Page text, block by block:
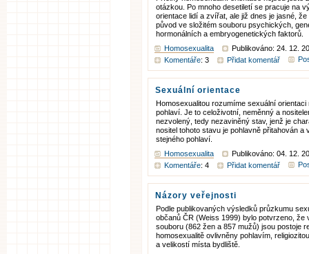
otázkou. Po mnoho desetiletí se pracuje na
orientace lidí a zvířat, ale již dnes je jasné,
původ ve složitém souboru psychických,
hormonálních a embryogenetických faktorů.
Homosexualita
Publikováno: 24. 12.
Komentáře: 3 Přidat komentář
Sexuální orientace
Homosexualitou rozumíme sexuální orientaci
pohlaví. Je to celoživotní, neměnný a
nezvolený, tedy nezaviněný stav, jenž je
nositel tohoto stavu je pohlavně přitahován a
stejného pohlaví.
Homosexualita
Publikováno: 04. 12.
Komentáře: 4 Přidat komentář
Názory veřejnosti
Podle publikovaných výsledků průzkumu
občanů ČR (Weiss 1999) bylo potvrzeno, že
souboru (862 žen a 857 mužů) jsou postoje
homosexualitě ovlivněny pohlavím,
a velikostí místa bydliště.